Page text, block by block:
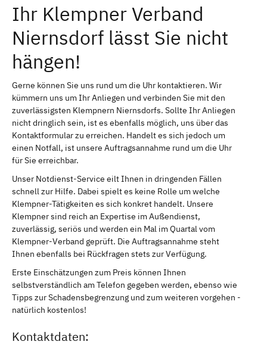
Ihr Klempner Verband
Niernsdorf lässt Sie nicht
hängen!
Gerne können Sie uns rund um die Uhr kontaktieren. Wir
kümmern uns um Ihr Anliegen und verbinden Sie mit den
zuverlässigsten Klempnern Niernsdorfs. Sollte Ihr Anliegen
nicht dringlich sein, ist es ebenfalls möglich, uns über das
Kontaktformular zu erreichen. Handelt es sich jedoch um
einen Notfall, ist unsere Auftragsannahme rund um die Uhr
für Sie erreichbar.
Unser Notdienst-Service eilt Ihnen in dringenden Fällen
schnell zur Hilfe. Dabei spielt es keine Rolle um welche
Klempner-Tätigkeiten es sich konkret handelt. Unsere
Klempner sind reich an Expertise im Außendienst,
zuverlässig, seriös und werden ein Mal im Quartal vom
Klempner-Verband geprüft. Die Auftragsannahme steht
Ihnen ebenfalls bei Rückfragen stets zur Verfügung.
Erste Einschätzungen zum Preis können Ihnen
selbstverständlich am Telefon gegeben werden, ebenso wie
Tipps zur Schadensbegrenzung und zum weiteren vorgehen -
natürlich kostenlos!
Kontaktdaten: